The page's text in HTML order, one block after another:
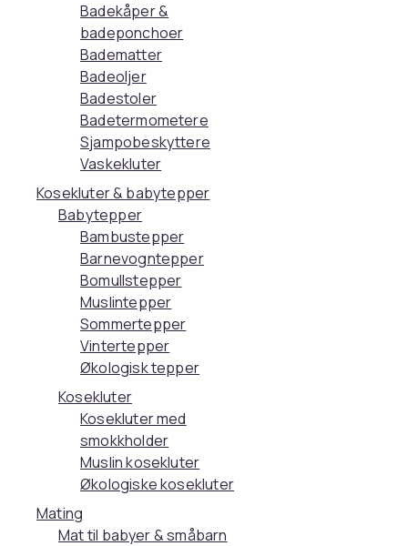
Badekåper &
badeponchoer
Badematter
Badeoljer
Badestoler
Badetermometere
Sjampobeskyttere
Vaskekluter
Kosekluter & babytepper
Babytepper
Bambustepper
Barnevogntepper
Bomullstepper
Muslintepper
Sommertepper
Vintertepper
Økologisk tepper
Kosekluter
Kosekluter med
smokkholder
Muslin kosekluter
Økologiske kosekluter
Mating
Mat til babyer & småbarn